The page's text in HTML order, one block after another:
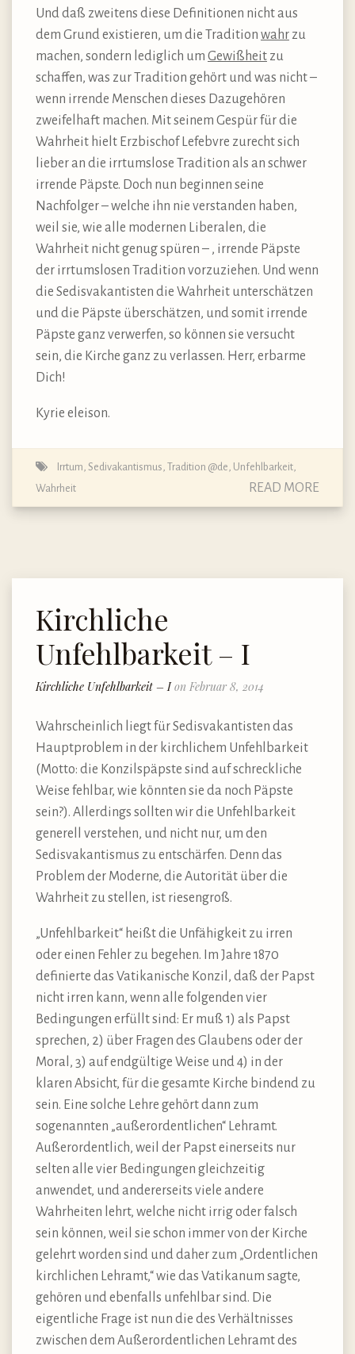
Und daß zweitens diese Definitionen nicht aus
dem Grund existieren, um die Tradition wahr zu
machen, sondern lediglich um Gewißheit zu
schaffen, was zur Tradition gehört und was nicht –
wenn irrende Menschen dieses Dazugehören
zweifelhaft machen. Mit seinem Gespür für die
Wahrheit hielt Erzbischof Lefebvre zurecht sich
lieber an die irrtumslose Tradition als an schwer
irrende Päpste. Doch nun beginnen seine
Nachfolger – welche ihn nie verstanden haben,
weil sie, wie alle modernen Liberalen, die
Wahrheit nicht genug spüren – , irrende Päpste
der irrtumslosen Tradition vorzuziehen. Und wenn
die Sedisvakantisten die Wahrheit unterschätzen
und die Päpste überschätzen, und somit irrende
Päpste ganz verwerfen, so können sie versucht
sein, die Kirche ganz zu verlassen. Herr, erbarme
Dich!
Kyrie eleison.
Irrtum Sedivakantismus Tradition @de Unfehlbarkeit
Wahrheit
READ MORE
Kirchliche
Unfehlbarkeit – I
Kirchliche Unfehlbarkeit – Ion Februar 8, 2014
Wahrscheinlich liegt für Sedisvakantisten das
Hauptproblem in der kirchlichem Unfehlbarkeit
(Motto: die Konzilspäpste sind auf schreckliche
Weise fehlbar, wie könnten sie da noch Päpste
sein?). Allerdings sollten wir die Unfehlbarkeit
generell verstehen, und nicht nur, um den
Sedisvakantismus zu entschärfen. Denn das
Problem der Moderne, die Autorität über die
Wahrheit zu stellen, ist riesengroß.
„Unfehlbarkeit“ heißt die Unfähigkeit zu irren
oder einen Fehler zu begehen. Im Jahre 1870
definierte das Vatikanische Konzil, daß der Papst
nicht irren kann, wenn alle folgenden vier
Bedingungen erfüllt sind: Er muß 1) als Papst
sprechen, 2) über Fragen des Glaubens oder der
Moral, 3) auf endgültige Weise und 4) in der
klaren Absicht, für die gesamte Kirche bindend zu
sein. Eine solche Lehre gehört dann zum
sogenannten „außerordentlichen“ Lehramt.
Außerordentlich, weil der Papst einerseits nur
selten alle vier Bedingungen gleichzeitig
anwendet, und andererseits viele andere
Wahrheiten lehrt, welche nicht irrig oder falsch
sein können, weil sie schon immer von der Kirche
gelehrt worden sind und daher zum „Ordentlichen
kirchlichen Lehramt,“ wie das Vatikanum sagte,
gehören und ebenfalls unfehlbar sind. Die
eigentliche Frage ist nun die des Verhältnisses
zwischen dem Außerordentlichen Lehramt des